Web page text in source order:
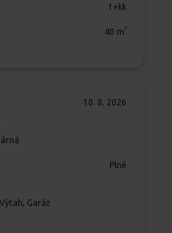
1+kk
40 m 2
10. 8. 2026
Plně
Garáž